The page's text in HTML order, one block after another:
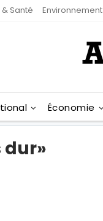
Santé Environnement
Économie
dur»